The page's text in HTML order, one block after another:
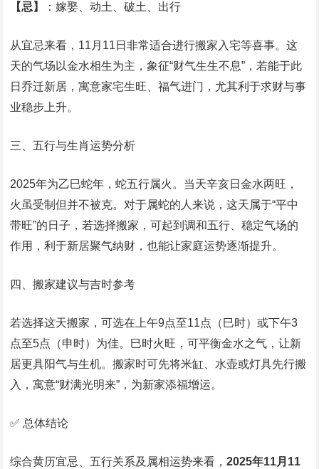
【忌】 ：嫁娶、动土、破土、出行
从宜忌来看，11月11日非常适合进行搬家入宅等喜事。这
天的气场以金水相生为主，象征“财气生生不息”，若能于此
日乔迁新居，寓意家宅生旺、福气进门，尤其利于求财与事
业稳步上升。
三、五行与生肖运势分析
2025年为乙巳蛇年，蛇五行属火。当天辛亥日金水两旺，
火虽受制但并不被克。对于属蛇的人来说，这天属于“平中
带旺”的日子，若选择搬家，可起到调和五行、稳定气场的
作用，利于新居聚气纳财，也能让家庭运势逐渐提升。
四、搬家建议与吉时参考
若选择这天搬家，可选在上午9点至11点（巳时）或下午3
点至5点（申时）为佳。巳时火旺，可平衡金水之气，让新
居更具阳气与生机。搬家时可先将米缸、水壶或灯具先行搬
入，寓意“财满光明来”，为新家添福增运。
✅ 总体结论
综合黄历宜忌、五行关系及属相运势来看，2025年11月11